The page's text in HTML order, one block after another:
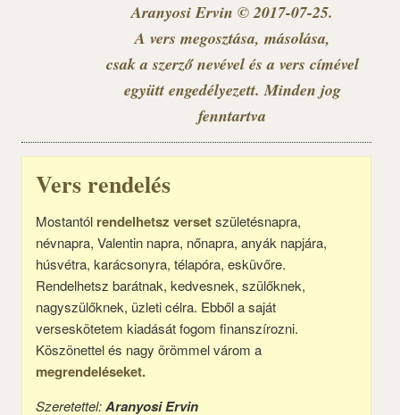
Aranyosi Ervin © 2017-07-25.
A vers megosztása, másolása,
csak a szerző nevével és a vers címével
együtt engedélyezett. Minden jog
fenntartva
Vers rendelés
Mostantól rendelhetsz versetszületésnapra,
névnapra, Valentin napra, nőnapra, anyák napjára,
húsvétra, karácsonyra, télapóra, esküvőre.
Rendelhetsz barátnak, kedvesnek, szülőknek,
nagyszülőknek, üzleti célra. Ebből a saját
verseskötetem kiadását fogom finanszírozni.
Köszönettel és nagy örömmel várom a
megrendeléseket.
Szeretettel:Aranyosi Ervin